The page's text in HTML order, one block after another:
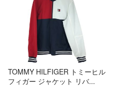
TOMMY HILFIGER トミーヒル
フィガー ジャケット リバ...